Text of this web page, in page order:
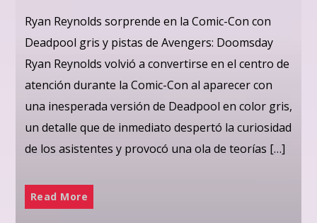
Ryan Reynolds sorprende en la Comic-Con con
Deadpool gris y pistas de Avengers: Doomsday
Ryan Reynolds volvió a convertirse en el centro de
atención durante la Comic-Con al aparecer con
una inesperada versión de Deadpool en color gris,
un detalle que de inmediato despertó la curiosidad
de los asistentes y provocó una ola de teorías […]
Read More